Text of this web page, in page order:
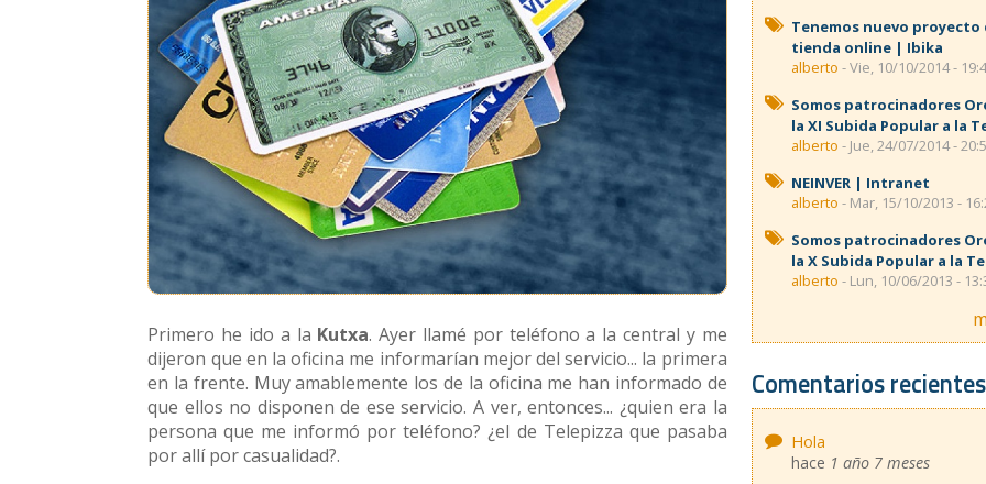
Primero he ido a la Kutxa. Ayer llamé por teléfono a la central y me
dijeron que en la oficina me informarían mejor del servicio... la primera
en la frente. Muy amablemente los de la oficina me han informado de
que ellos no disponen de ese servicio. A ver, entonces... ¿quien era la
persona que me informó por teléfono? ¿el de Telepizza que pasaba
por allí por casualidad?.
Tenemos nuevo proyecto
tienda online | Ibika
alberto - Vie, 10/10/2014 -
Somos patrocinadores
la XI Subida Popular a la
alberto - Jue, 24/07/2014 -
NEINVER | Intranet
alberto - Mar, 15/10/2013 -
Somos patrocinadores
la X Subida Popular a la
alberto - Lun, 10/06/2013 -
Comentarios recientes
Hola
hace 1 año 7 meses